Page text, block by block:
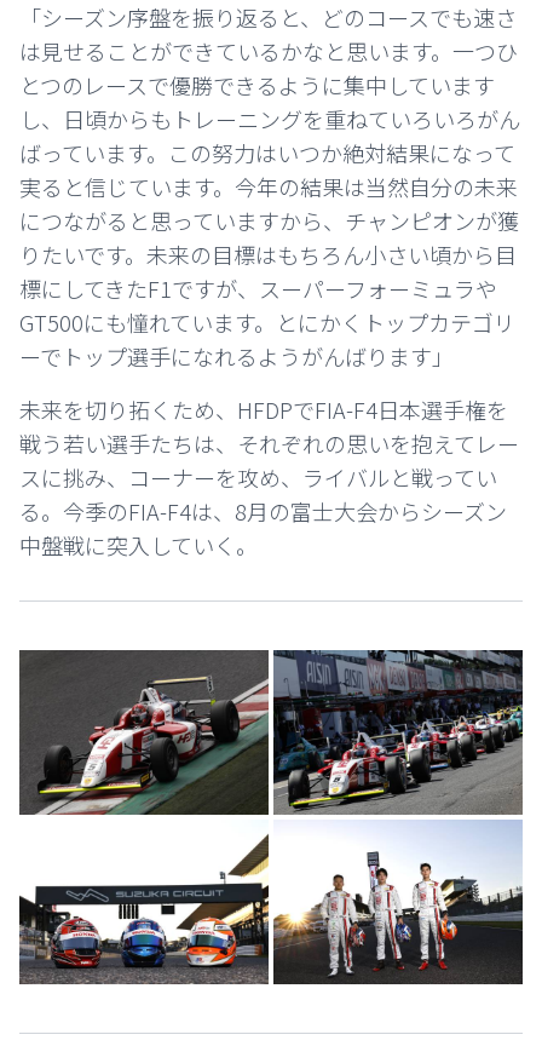
「シーズン序盤を振り返ると、どのコースでも速さ
は見せることができているかなと思います。一つひ
とつのレースで優勝できるように集中しています
し、日頃からもトレーニングを重ねていろいろがん
ばっています。この努力はいつか絶対結果になって
実ると信じています。今年の結果は当然自分の未来
につながると思っていますから、チャンピオンが獲
りたいです。未来の目標はもちろん小さい頃から目
標にしてきたF1ですが、スーパーフォーミュラや
GT500にも憧れています。とにかくトップカテゴリ
ーでトップ選手になれるようがんばります」
未来を切り拓くため、HFDPでFIA-F4日本選手権を
戦う若い選手たちは、それぞれの思いを抱えてレー
スに挑み、コーナーを攻め、ライバルと戦ってい
る。今季のFIA-F4は、8月の富士大会からシーズン
中盤戦に突入していく。